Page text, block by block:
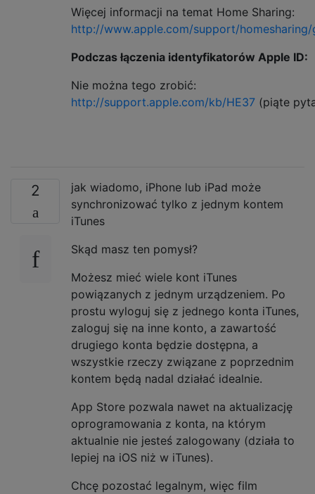
Więcej informacji na temat Home Sharing:
http://www.apple.com/support/
Podczas łączenia identyfikatorów Apple ID:
Nie można tego zrobić:
http://support.apple.com/kb/HE37 (piąte
2
jak wiadomo, iPhone lub iPad może
synchronizować tylko z jednym kontem
iTunes
Skąd masz ten pomysł?
Możesz mieć wiele kont iTunes
powiązanych z jednym urządzeniem. Po
prostu wyloguj się z jednego konta iTunes,
zaloguj się na inne konto, a zawartość
drugiego konta będzie dostępna, a
wszystkie rzeczy związane z poprzednim
kontem będą nadal działać idealnie.
App Store pozwala nawet na aktualizację
oprogramowania z konta, na którym
aktualnie nie jesteś zalogowany (działa to
lepiej na iOS niż w iTunes).
Chcę pozostać legalnym, więc film